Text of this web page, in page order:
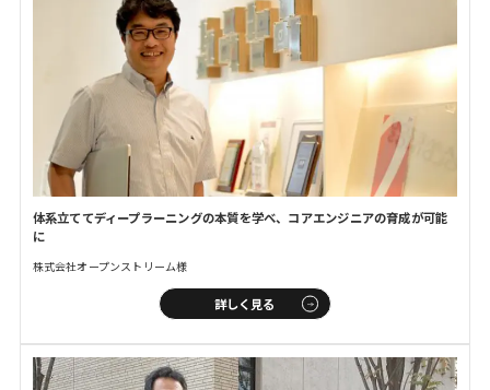
体系立ててディープラーニングの本質を学べ、コアエンジニアの育成が可能
に
株式会社オープンストリーム様
詳しく見る